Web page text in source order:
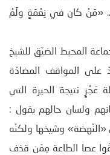
.. «مَنْ كان في نِعْمَةٍ ولَمْ
المحيط الضيّق للشيخ
على المواقف المضادّة
عَجْزٍ نتيجة الحيرة التي
ولسان حالهم يقول :
«النّهضة» وشيخها ولكنّه
عصا الطاعة مِمّن قذف